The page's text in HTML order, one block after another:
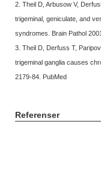
2. Theil D, Arbusow V,
trigeminal, geniculate, and
syndromes. Brain Pathol
3. Theil D, Derfuss T,
trigeminal ganglia causes
2179-84. PubMed
Referenser